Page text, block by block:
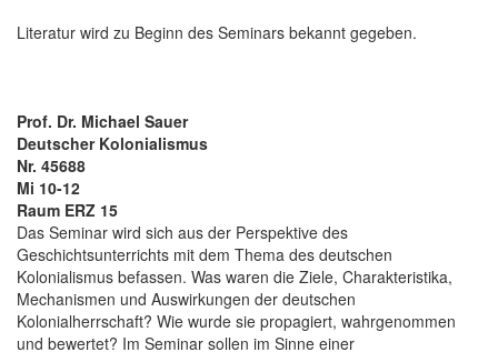
Literatur wird zu Beginn des Seminars bekannt gegeben.
Prof. Dr. Michael Sauer
Deutscher Kolonialismus
Nr. 45688
Mi 10-12
Raum ERZ 15
Das Seminar wird sich aus der Perspektive des
Geschichtsunterrichts mit dem Thema des deutschen
Kolonialismus befassen. Was waren die Ziele, Charakteristika,
Mechanismen und Auswirkungen der deutschen
Kolonialherrschaft? Wie wurde sie propagiert, wahrgenommen
und bewertet? Im Seminar sollen im Sinne einer